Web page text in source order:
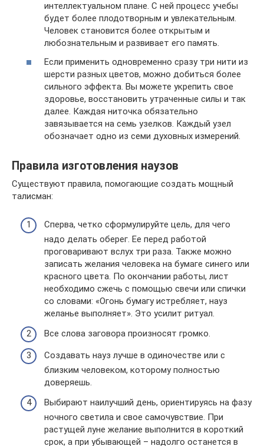
интеллектуальном плане. С ней процесс учебы
будет более плодотворным и увлекательным.
Человек становится более открытым и
любознательным и развивает его память.
Если применить одновременно сразу три нити из
шерсти разных цветов, можно добиться более
сильного эффекта. Вы можете укрепить свое
здоровье, восстановить утраченные силы и так
далее. Каждая ниточка обязательно
завязывается на семь узелков. Каждый узел
обозначает одно из семи духовных измерений.
Правила изготовления наузов
Существуют правила, помогающие создать мощный
талисман:
Сперва, четко сформулируйте цель, для чего
надо делать оберег. Ее перед работой
проговаривают вслух три раза. Также можно
записать желания человека на бумаге синего или
красного цвета. По окончании работы, лист
необходимо сжечь с помощью свечи или спички
со словами: «Огонь бумагу истребляет, науз
желанье выполняет». Это усилит ритуал.
Все слова заговора произносят громко.
Создавать науз лучше в одиночестве или с
близким человеком, которому полностью
доверяешь.
Выбирают наилучший день, ориентируясь на фазу
ночного светила и свое самочувствие. При
растущей луне желание выполнится в короткий
срок, а при убывающей – надолго останется в